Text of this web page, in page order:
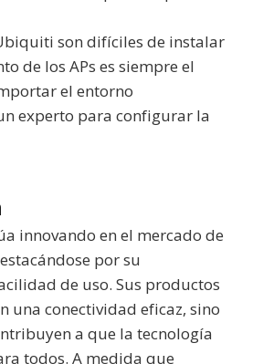
son difíciles de instalar
de los APs es siempre el
el entorno
experto para configurar la
innovando en el mercado de
por su
de uso. Sus productos
una conectividad eficaz, sino
a que la tecnología
todos. A medida que